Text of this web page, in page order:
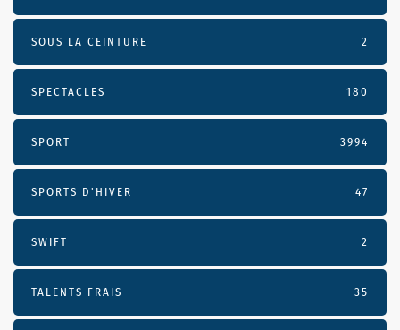
SOUS LA CEINTURE 2
SPECTACLES 180
SPORT 3994
SPORTS D'HIVER 47
SWIFT 2
TALENTS FRAIS 35